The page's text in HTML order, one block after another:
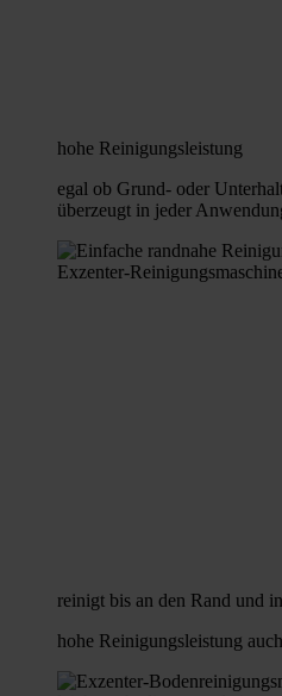
hohe Reinigungsleistung
egal ob Grund- oder
überzeugt in jeder
reinigt bis an den Rand und
hohe Reinigungsleistung